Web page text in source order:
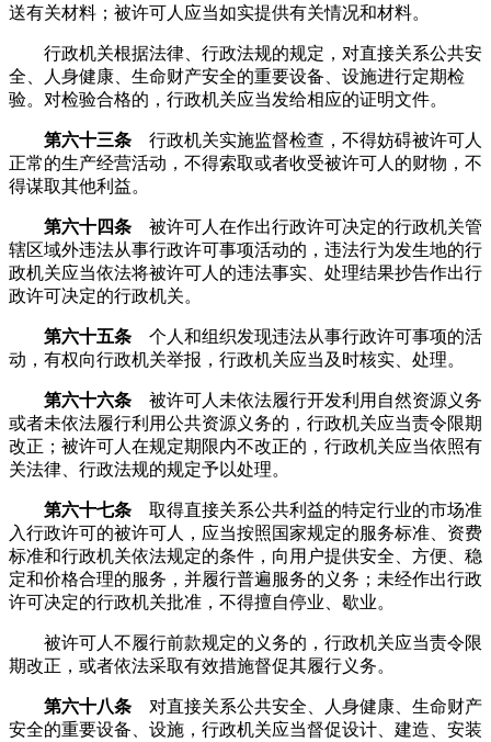
送有关材料；被许可人应当如实提供有关情况和材料。
行政机关根据法律、行政法规的规定，对直接关系公共安
全、人身健康、生命财产安全的重要设备、设施进行定期检
验。对检验合格的，行政机关应当发给相应的证明文件。
第六十三条 行政机关实施监督检查，不得妨碍被许可人
正常的生产经营活动，不得索取或者收受被许可人的财物，不
得谋取其他利益。
第六十四条 被许可人在作出行政许可决定的行政机关管
辖区域外违法从事行政许可事项活动的，违法行为发生地的行
政机关应当依法将被许可人的违法事实、处理结果抄告作出行
政许可决定的行政机关。
第六十五条 个人和组织发现违法从事行政许可事项的活
动，有权向行政机关举报，行政机关应当及时核实、处理。
第六十六条 被许可人未依法履行开发利用自然资源义务
或者未依法履行利用公共资源义务的，行政机关应当责令限期
改正；被许可人在规定期限内不改正的，行政机关应当依照有
关法律、行政法规的规定予以处理。
第六十七条 取得直接关系公共利益的特定行业的市场准
入行政许可的被许可人，应当按照国家规定的服务标准、资费
标准和行政机关依法规定的条件，向用户提供安全、方便、稳
定和价格合理的服务，并履行普遍服务的义务；未经作出行政
许可决定的行政机关批准，不得擅自停业、歇业。
被许可人不履行前款规定的义务的，行政机关应当责令限
期改正，或者依法采取有效措施督促其履行义务。
第六十八条 对直接关系公共安全、人身健康、生命财产
安全的重要设备、设施，行政机关应当督促设计、建造、安装